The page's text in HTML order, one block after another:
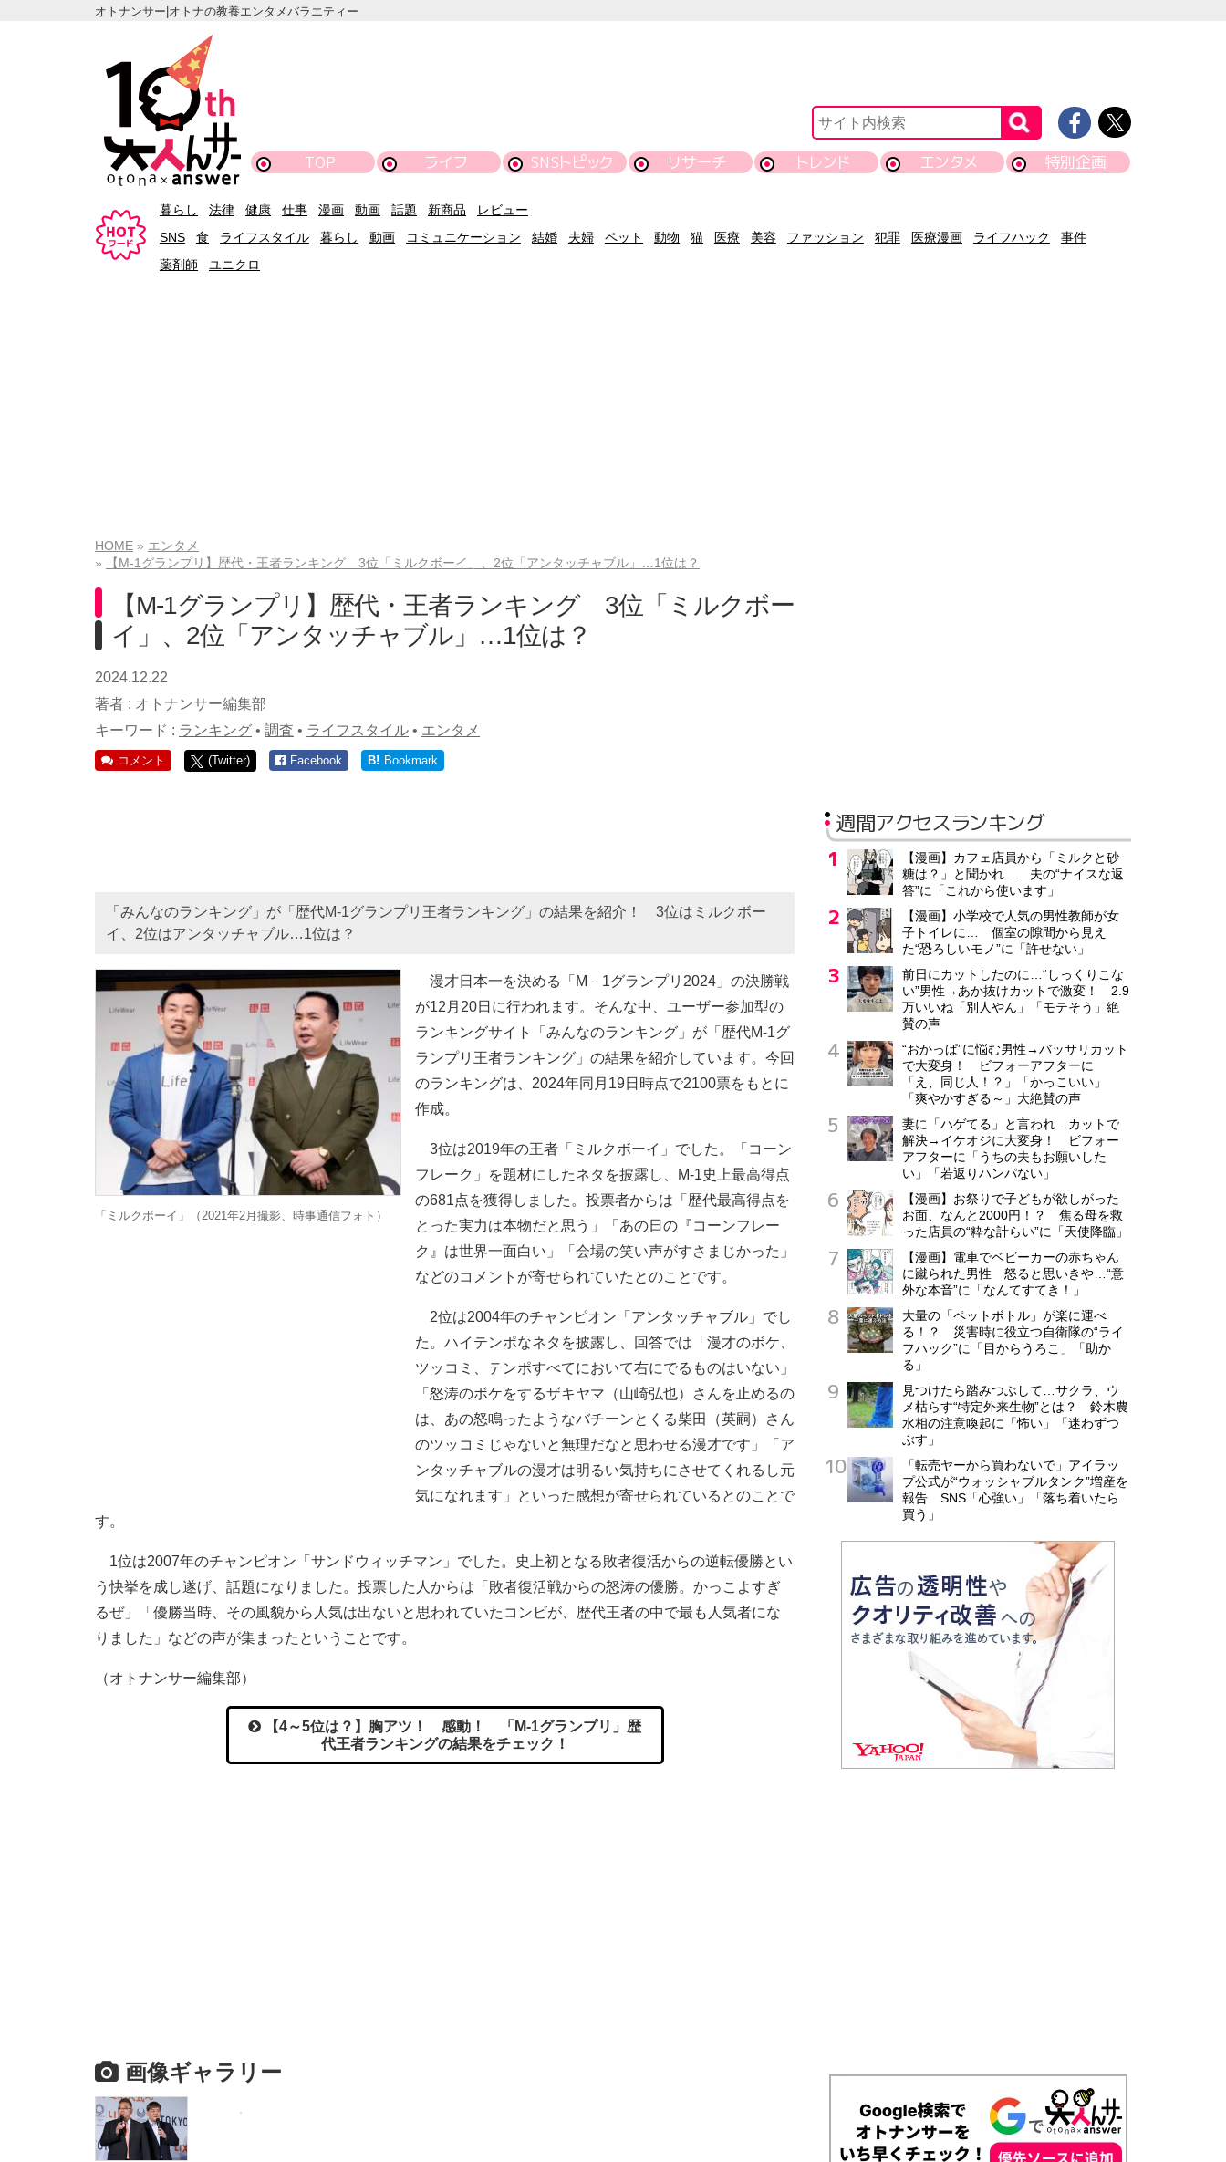
オトナンサー|オトナの教養エンタメバラエティー
TOP ライフ SNSトピック リサーチ トレンド エンタメ 特別企画
暮らし 法律 健康 仕事 漫画 動画 話題 新商品
レビュー
SNS
食 ライフスタイル 暮らし 動画 コミュニケーション 結婚 夫婦 ペット 動物 猫 医療 美容 ファッション 犯罪 医療漫画 ライフハック
事件
薬剤師
ユニクロ
HOME
エンタメ
【M-1グランプリ】歴代・王者ランキング 3位「ミルクボーイ」、2位「アンタッチャブル」…1位は？
【M-1グランプリ】歴代・王者ランキング 3位「ミルクボー
イ」、2位「アンタッチャブル」…1位は？
2024.12.22
著者 : オトナンサー編集部
キーワード : ランキング • 調査 • ライフスタイル • エンタメ
コメント (Twitter) Facebook B! Bookmark
「みんなのランキング」が「歴代M-1グランプリ王者ランキング」の結果を紹介！ 3位はミルクボー
イ、2位はアンタッチャブル…1位は？
「ミルクボーイ」（2021年2月撮影、時事通信フォト）
漫才日本一を決める「M－1グランプリ2024」の決勝戦
が12月20日に行われます。そんな中、ユーザー参加型の
ランキングサイト「みんなのランキング」が「歴代M-1グ
ランプリ王者ランキング」の結果を紹介しています。今回
のランキングは、2024年同月19日時点で2100票をもとに
作成。
3位は2019年の王者「ミルクボーイ」でした。「コーン
フレーク」を題材にしたネタを披露し、M-1史上最高得点
の681点を獲得しました。投票者からは「歴代最高得点を
とった実力は本物だと思う」「あの日の『コーンフレー
ク』は世界一面白い」「会場の笑い声がすさまじかった」
などのコメントが寄せられていたとのことです。
2位は2004年のチャンピオン「アンタッチャブル」でし
た。ハイテンポなネタを披露し、回答では「漫才のボケ、
ツッコミ、テンポすべてにおいて右にでるものはいない」
「怒涛のボケをするザキヤマ（山崎弘也）さんを止めるの
は、あの怒鳴ったようなバチーンとくる柴田（英嗣）さん
のツッコミじゃないと無理だなと思わせる漫才です」「ア
ンタッチャブルの漫才は明るい気持ちにさせてくれるし元
気になれます」といった感想が寄せられているとのことで
す。
1位は2007年のチャンピオン「サンドウィッチマン」でした。史上初となる敗者復活からの逆転優勝とい
う快挙を成し遂げ、話題になりました。投票した人からは「敗者復活戦からの怒涛の優勝。かっこよすぎ
るぜ」「優勝当時、その風貌から人気は出ないと思われていたコンビが、歴代王者の中で最も人気者にな
りました」などの声が集まったということです。
（オトナンサー編集部）
【4～5位は？】胸アツ！ 感動！ 「M-1グランプリ」歴
代王者ランキングの結果をチェック！
画像ギャラリー
週間アクセスランキング
【漫画】カフェ店員から「ミルクと砂
糖は？」と聞かれ… 夫の“ナイスな返
答”に「これから使います」
【漫画】小学校で人気の男性教師が女
子トイレに… 個室の隙間から見え
た“恐ろしいモノ”に「許せない」
前日にカットしたのに…“しっくりこな
い”男性→あか抜けカットで激変！ 2.9
万いいね「別人やん」「モテそう」絶
賛の声
“おかっぱ”に悩む男性→バッサリカット
で大変身！ ビフォーアフターに
「え、同じ人！？」「かっこいい」
「爽やかすぎる～」大絶賛の声
妻に「ハゲてる」と言われ…カットで
解決→イケオジに大変身！ ビフォー
アフターに「うちの夫もお願いした
い」「若返りハンパない」
【漫画】お祭りで子どもが欲しがった
お面、なんと2000円！？ 焦る母を救
った店員の“粋な計らい”に「天使降臨」
【漫画】電車でベビーカーの赤ちゃん
に蹴られた男性 怒ると思いきや…“意
外な本音”に「なんてすてき！」
大量の「ペットボトル」が楽に運べ
る！？ 災害時に役立つ自衛隊の“ライ
フハック”に「目からうろこ」「助か
る」
見つけたら踏みつぶして…サクラ、ウ
メ枯らす“特定外来生物”とは？ 鈴木農
水相の注意喚起に「怖い」「迷わずつ
ぶす」
「転売ヤーから買わないで」アイラッ
プ公式が“ウォッシャブルタンク”増産を
報告 SNS「心強い」「落ち着いたら
買う」